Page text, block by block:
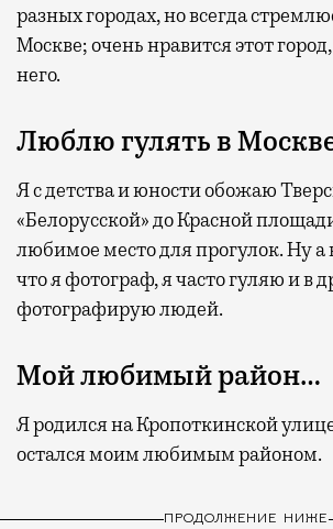
разных городах, но всегда
Москве; очень нравится этот
него.
Люблю гулять в
Я с детства и юности обожаю
«Белорусской» до Красной
любимое место для прогулок. Ну а
что я фотограф, я часто гуляю и в
фотографирую людей.
Мой любимый район…
Я родился на Кропоткинской
остался моим любимым районом.
ПРОДОЛЖЕНИЕ НИЖЕ